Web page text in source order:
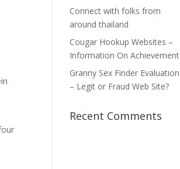
Connect with folks from
around thailand
Cougar Hookup Websites –
Information On Achievement
Granny Sex Finder Evaluation
– Legit or Fraud Web Site?
Recent Comments